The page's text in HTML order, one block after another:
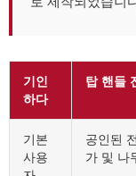
기인
하다
탑 핸들
기본
사용
공인된
가 및 나